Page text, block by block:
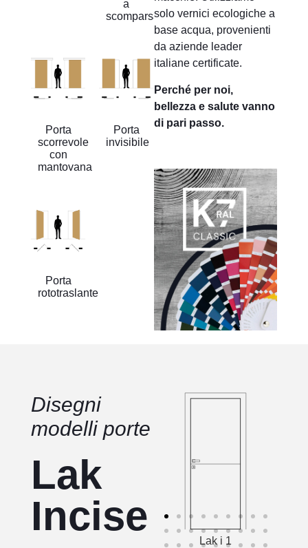
a
scomparsa
Porta
scorrevole
con
mantovana
Porta
invisibile
Porta
rototraslante
solo vernici ecologiche a
base acqua, provenienti
da aziende leader
italiane certificate.
Perché per noi,
bellezza e salute vanno
di pari passo.
Disegni
modelli porte
Lak
Incise
Lak i 1